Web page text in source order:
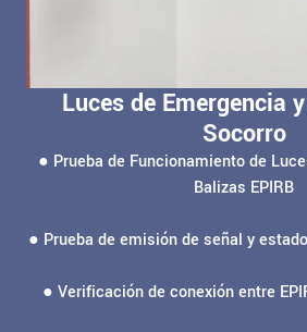
Luces de Emergencia
Socorro
● Prueba de Funcionamiento de
Balizas EPIRB
● Prueba de emisión de señal y
● Verificación de conexión entre